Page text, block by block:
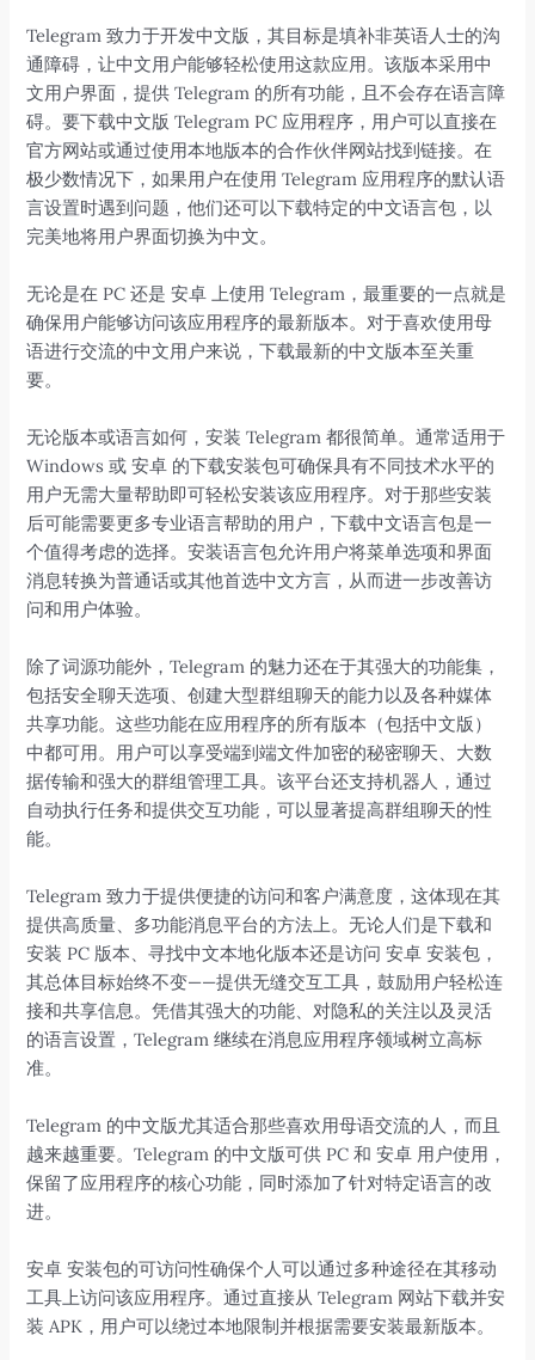
Telegram 致力于开发中文版，其目标是填补非英语人士的沟
通障碍，让中文用户能够轻松使用这款应用。该版本采用中
文用户界面，提供 Telegram 的所有功能，且不会存在语言障
碍。要下载中文版 Telegram PC 应用程序，用户可以直接在
官方网站或通过使用本地版本的合作伙伴网站找到链接。在
极少数情况下，如果用户在使用 Telegram 应用程序的默认语
言设置时遇到问题，他们还可以下载特定的中文语言包，以
完美地将用户界面切换为中文。
无论是在 PC 还是 安卓 上使用 Telegram，最重要的一点就是
确保用户能够访问该应用程序的最新版本。对于喜欢使用母
语进行交流的中文用户来说，下载最新的中文版本至关重
要。
无论版本或语言如何，安装 Telegram 都很简单。通常适用于
Windows 或 安卓 的下载安装包可确保具有不同技术水平的
用户无需大量帮助即可轻松安装该应用程序。对于那些安装
后可能需要更多专业语言帮助的用户，下载中文语言包是一
个值得考虑的选择。安装语言包允许用户将菜单选项和界面
消息转换为普通话或其他首选中文方言，从而进一步改善访
问和用户体验。
除了词源功能外，Telegram 的魅力还在于其强大的功能集，
包括安全聊天选项、创建大型群组聊天的能力以及各种媒体
共享功能。这些功能在应用程序的所有版本（包括中文版）
中都可用。用户可以享受端到端文件加密的秘密聊天、大数
据传输和强大的群组管理工具。该平台还支持机器人，通过
自动执行任务和提供交互功能，可以显著提高群组聊天的性
能。
Telegram 致力于提供便捷的访问和客户满意度，这体现在其
提供高质量、多功能消息平台的方法上。无论人们是下载和
安装 PC 版本、寻找中文本地化版本还是访问 安卓 安装包，
其总体目标始终不变——提供无缝交互工具，鼓励用户轻松连
接和共享信息。凭借其强大的功能、对隐私的关注以及灵活
的语言设置，Telegram 继续在消息应用程序领域树立高标
准。
Telegram 的中文版尤其适合那些喜欢用母语交流的人，而且
越来越重要。Telegram 的中文版可供 PC 和 安卓 用户使用，
保留了应用程序的核心功能，同时添加了针对特定语言的改
进。
安卓 安装包的可访问性确保个人可以通过多种途径在其移动
工具上访问该应用程序。通过直接从 Telegram 网站下载并安
装 APK，用户可以绕过本地限制并根据需要安装最新版本。